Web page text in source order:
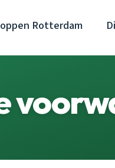
Rotterdam